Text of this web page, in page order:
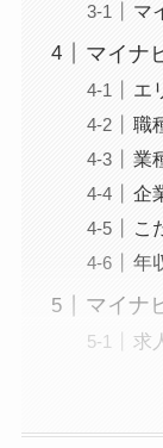
マ
マイナ
エ
職
業
企
こ
年
マイナ
求